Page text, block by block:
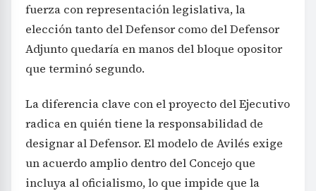
fuerza con representación legislativa, la
elección tanto del Defensor como del Defensor
Adjunto quedaría en manos del bloque opositor
que terminó segundo.
La diferencia clave con el proyecto del Ejecutivo
radica en quién tiene la responsabilidad de
designar al Defensor. El modelo de Avilés exige
un acuerdo amplio dentro del Concejo que
incluya al oficialismo, lo que impide que la